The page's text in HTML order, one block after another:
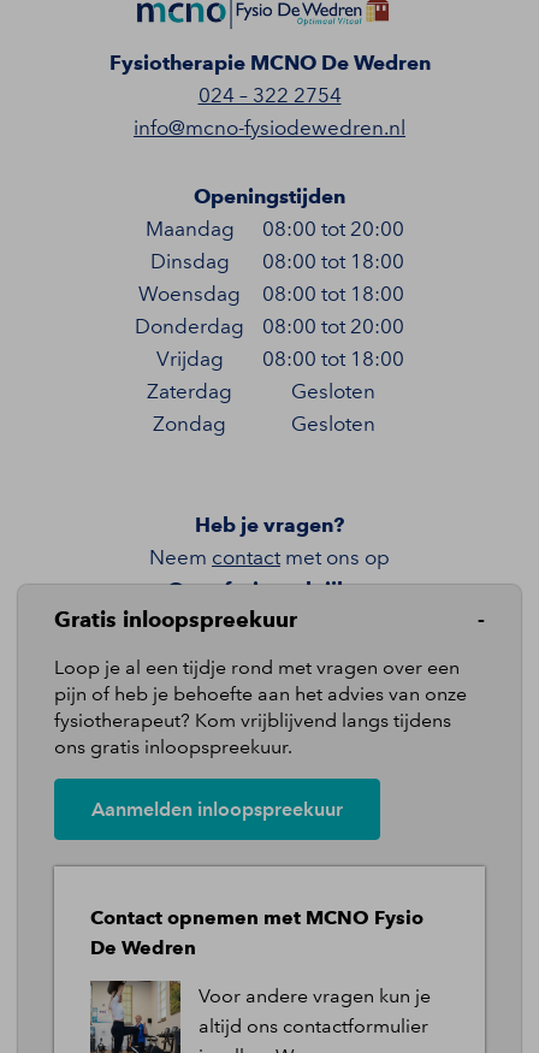
Fysiotherapie MCNO De Wedren
024 – 322 2754
info@mcno-fysiodewedren.nl
Openingstijden
Maandag
Dinsdag
Woensdag
Donderdag
Vrijdag
Zaterdag
Zondag
08:00 tot 20:00
08:00 tot 18:00
08:00 tot 18:00
08:00 tot 20:00
08:00 tot 18:00
Gesloten
Gesloten
Heb je vragen?
Neem contact met ons op
Onze fysiopraktijken
Locatie MCNO
Locatie De Wedren
Quicklinks
Behandelingen
Tarieven
Blog
Gratis inloopspreekuur
Loop je al een tijdje rond met vragen over een
pijn of heb je behoefte aan het advies van onze
fysiotherapeut? Kom vrijblijvend langs tijdens
ons gratis inloopspreekuur.
Aanmelden inloopspreekuur
Contact opnemen met MCNO Fysio
De Wedren
Voor andere vragen kun je
altijd ons contactformulier